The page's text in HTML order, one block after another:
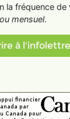
la fréquence
mensuel.
à l'infolettre